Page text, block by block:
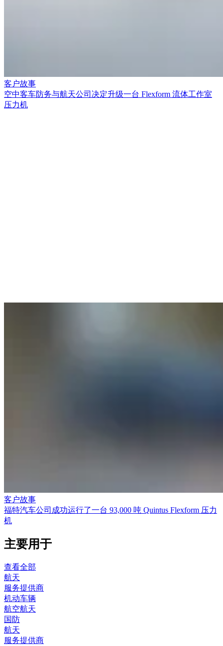
客户故事
空中客车防务与航天公司决定升级一台 Flexform 流体工作室
压力机
客户故事
福特汽车公司成功运行了一台 93,000 吨 Quintus Flexform 压力
机
主要用于
查看全部
航天
服务提供商
机动车辆
航空航天
国防
航天
服务提供商